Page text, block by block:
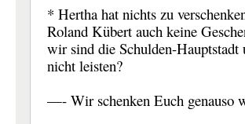
* Hertha hat nichts zu
Roland Kübert auch keine
wir sind die Schulden-Hauptstadt
nicht leisten?
—- Wir schenken Euch genauso